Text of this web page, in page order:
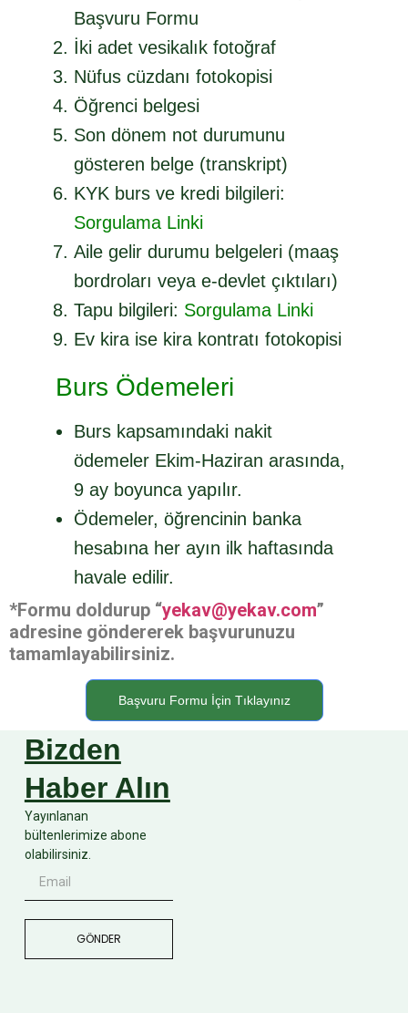
Başvuru Formu
İki adet vesikalık fotoğraf
Nüfus cüzdanı fotokopisi
Öğrenci belgesi
Son dönem not durumunu
gösteren belge (transkript)
KYK burs ve kredi bilgileri:
Sorgulama Linki
Aile gelir durumu belgeleri (maaş
bordroları veya e-devlet çıktıları)
Tapu bilgileri: Sorgulama Linki
Ev kira ise kira kontratı fotokopisi
Burs Ödemeleri
Burs kapsamındaki nakit
ödemeler Ekim-Haziran arasında,
9 ay boyunca yapılır.
Ödemeler, öğrencinin banka
hesabına her ayın ilk haftasında
havale edilir.
*Formu doldurup “yekav@yekav.com”
adresine göndererek başvurunuzu
tamamlayabilirsiniz.
Başvuru Formu İçin Tıklayınız
Bizden
Haber Alın
Yayınlanan
bültenlerimize abone
olabilirsiniz.
GÖNDER